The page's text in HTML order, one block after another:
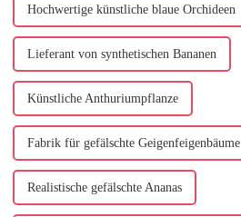
Hochwertige künstliche blaue Orchideen
Lieferant von synthetischen Bananen
Künstliche Anthuriumpflanze
Fabrik für gefälschte Geigenfeigenbäume
Realistische gefälschte Ananas